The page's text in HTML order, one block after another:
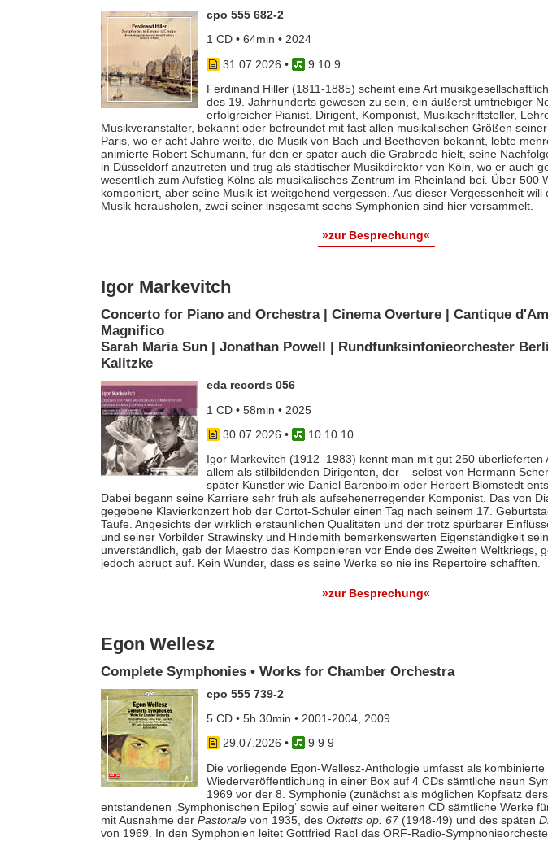
cpo 555 682-2
1 CD • 64min • 2024
31.07.2026 •
9 10 9
Ferdinand Hiller (1811-1885) scheint eine Art
des 19. Jahrhunderts gewesen zu sein, ein äußerst umtriebiger
erfolgreicher Pianist, Dirigent, Komponist, Musikschriftsteller,
Musikveranstalter, bekannt oder befreundet mit fast allen musikalischen Größen
Paris, wo er acht Jahre weilte, die Musik von Bach und Beethoven bekannt, lebte
animierte Robert Schumann, für den er später auch die Grabrede hielt, seine
in Düsseldorf anzutreten und trug als städtischer Musikdirektor von Köln, wo er auch
wesentlich zum Aufstieg Kölns als musikalisches Zentrum im Rheinland bei. Über 500
komponiert, aber seine Musik ist weitgehend vergessen. Aus dieser Vergessenheit will
Musik herausholen, zwei seiner insgesamt sechs Symphonien sind hier versammelt.
»zur Besprechung«
Igor Markevitch
Concerto for Piano and Orchestra | Cinema Overture | Cantique
Magnifico
Sarah Maria Sun | Jonathan Powell | Rundfunksinfonieorchester
Kalitzke
eda records 056
1 CD • 58min • 2025
30.07.2026 •
10 10 10
Igor Markevitch (1912–1983) kennt man mit gut 250 überlieferten
allem als stilbildenden Dirigenten, der – selbst von Hermann
später Künstler wie Daniel Barenboim oder Herbert Blomstedt
Dabei begann seine Karriere sehr früh als aufsehenerregender Komponist. Das von
gegebene Klavierkonzert hob der Cortot-Schüler einen Tag nach seinem 17.
Taufe. Angesichts der wirklich erstaunlichen Qualitäten und der trotz spürbarer
und seiner Vorbilder Strawinsky und Hindemith bemerkenswerten Eigenständigkeit
unverständlich, gab der Maestro das Komponieren vor Ende des Zweiten Weltkriegs,
jedoch abrupt auf. Kein Wunder, dass es seine Werke so nie ins Repertoire schafften.
»zur Besprechung«
Egon Wellesz
Complete Symphonies • Works for Chamber Orchestra
cpo 555 739-2
5 CD • 5h 30min • 2001-2004, 2009
29.07.2026 •
9 9 9
Die vorliegende Egon-Wellesz-Anthologie umfasst als kombinierte
Wiederveröffentlichung in einer Box auf 4 CDs sämtliche neun
1969 vor der 8. Symphonie (zunächst als möglichen Kopfsatz
entstandenen ‚Symphonischen Epilog‘ sowie auf einer weiteren CD sämtliche Werke
mit Ausnahme der Pastoralevon 1935, des Oktetts op. 67(1948-49) und des späten
von 1969. In den Symphonien leitet Gottfried Rabl das ORF-Radio-